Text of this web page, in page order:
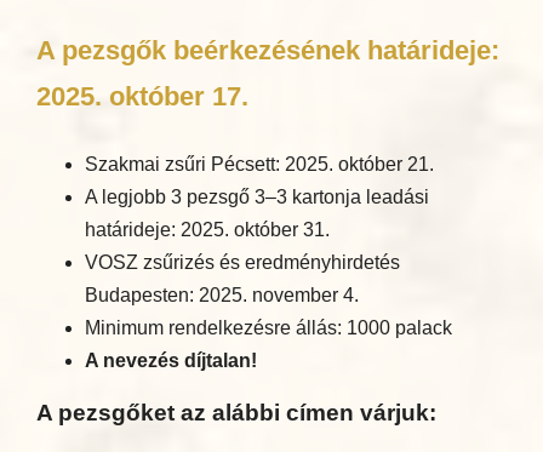
A pezsgők beérkezésének határideje:
2025. október 17.
Szakmai zsűri Pécsett: 2025. október 21.
A legjobb 3 pezsgő 3–3 kartonja leadási
határideje: 2025. október 31.
VOSZ zsűrizés és eredményhirdetés
Budapesten: 2025. november 4.
Minimum rendelkezésre állás: 1000 palack
A nevezés díjtalan!
A pezsgőket az alábbi címen várjuk: